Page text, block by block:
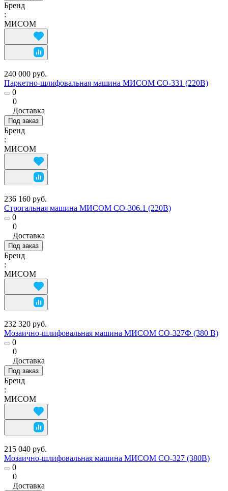
Бренд
:
МИСОМ
240 000 руб.
Паркетно-шлифовальная машина МИСОМ СО-331 (220В)
0
0
Доставка
Под заказ
Бренд
:
МИСОМ
236 160 руб.
Строгальная машина МИСОМ СО-306.1 (220В)
0
0
Доставка
Под заказ
Бренд
:
МИСОМ
232 320 руб.
Мозаично-шлифовальная машина МИСОМ СО-327Ф (380 В)
0
0
Доставка
Под заказ
Бренд
:
МИСОМ
215 040 руб.
Мозаично-шлифовальная машина МИСОМ СО-327 (380В)
0
0
Доставка